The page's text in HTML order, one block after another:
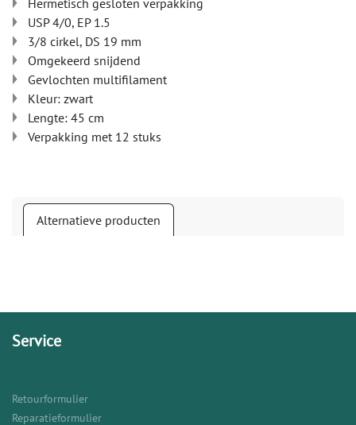
Hermetisch gesloten verpakking
USP 4/0, EP 1.5
3/8 cirkel, DS 19 mm
Omgekeerd snijdend
Gevlochten multifilament
Kleur: zwart
Lengte: 45 cm
Verpakking met 12 stuks
Alternatieve producten
Service
Retourformulier
Reparatieformulier